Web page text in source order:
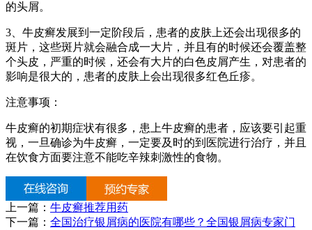
的头屑。
3、牛皮癣发展到一定阶段后，患者的皮肤上还会出现很多的
斑片，这些斑片就会融合成一大片，并且有的时候还会覆盖整
个头皮，严重的时候，还会有大片的白色皮屑产生，对患者的
影响是很大的，患者的皮肤上会出现很多红色丘疹。
注意事项：
牛皮癣的初期症状有很多，患上牛皮癣的患者，应该要引起重
视，一旦确诊为牛皮癣，一定要及时的到医院进行治疗，并且
在饮食方面要注意不能吃辛辣刺激性的食物。
上一篇： 牛皮癣推荐用药
下一篇： 全国治疗银屑病的医院有哪些？全国银屑病专家门